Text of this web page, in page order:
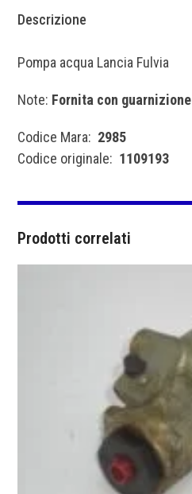
Descrizione
Pompa acqua Lancia Fulvia
Note: Fornita con guarnizione
Codice Mara: 2985
Codice originale: 1109193
Prodotti correlati